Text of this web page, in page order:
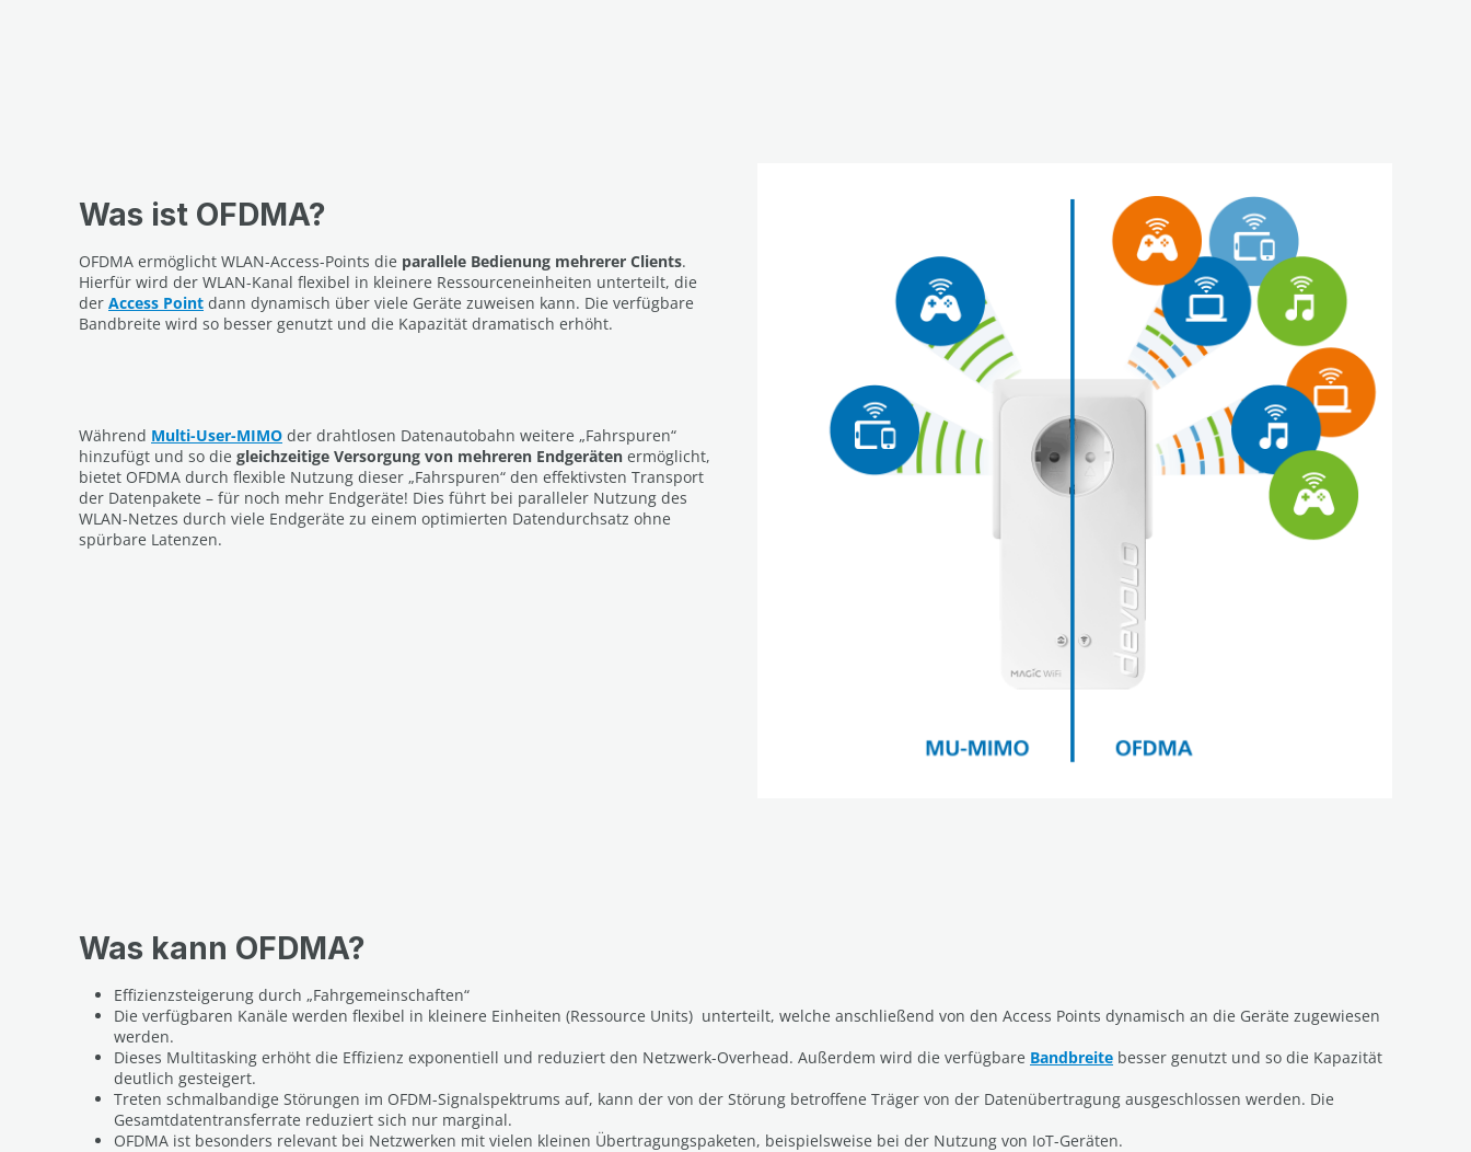
Was ist OFDMA?
OFDMA ermöglicht WLAN-Access-Points die parallele Bedienung mehrerer Clients.
Hierfür wird der WLAN-Kanal flexibel in kleinere Ressourceneinheiten unterteilt, die
der Access Point dann dynamisch über viele Geräte zuweisen kann. Die verfügbare
Bandbreite wird so besser genutzt und die Kapazität dramatisch erhöht.
Während Multi-User-MIMO der drahtlosen Datenautobahn weitere „Fahrspuren“
hinzufügt und so die gleichzeitige Versorgung von mehreren Endgeräten ermöglicht,
bietet OFDMA durch flexible Nutzung dieser „Fahrspuren“ den effektivsten Transport
der Datenpakete – für noch mehr Endgeräte! Dies führt bei paralleler Nutzung des
WLAN-Netzes durch viele Endgeräte zu einem optimierten Datendurchsatz ohne
spürbare Latenzen.
Was kann OFDMA?
Effizienzsteigerung durch „Fahrgemeinschaften“
Die verfügbaren Kanäle werden flexibel in kleinere Einheiten (Ressource Units) unterteilt, welche anschließend von den Access Points dynamisch an die Geräte zugewiesen
werden.
Dieses Multitasking erhöht die Effizienz exponentiell und reduziert den Netzwerk-Overhead. Außerdem wird die verfügbare Bandbreite besser genutzt und so die Kapazität
deutlich gesteigert.
Treten schmalbandige Störungen im OFDM-Signalspektrums auf, kann der von der Störung betroffene Träger von der Datenübertragung ausgeschlossen werden. Die
Gesamtdatentransferrate reduziert sich nur marginal.
OFDMA ist besonders relevant bei Netzwerken mit vielen kleinen Übertragungspaketen, beispielsweise bei der Nutzung von IoT-Geräten.